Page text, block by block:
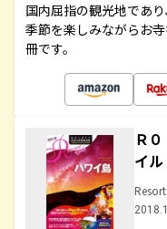
国内屈指の観光地であ
季節を楽しみながらお
冊です。
Ｒ
イ